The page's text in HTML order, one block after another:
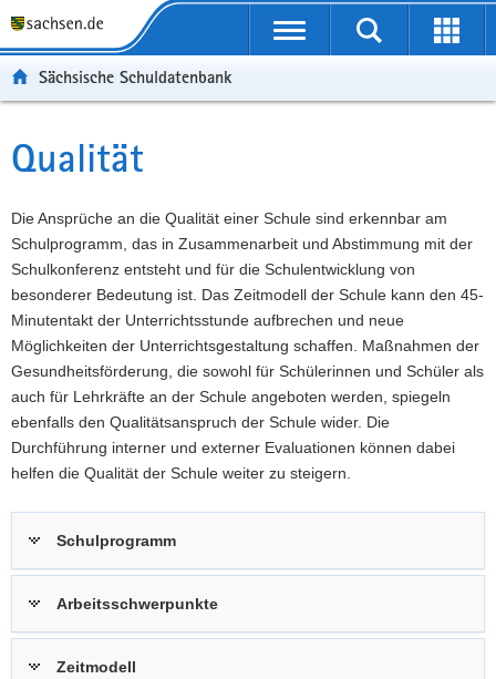
t
ü
e
r
g
r
e
i
f
e
n
d
e
i
g
r
l
a
v
i
g
a
t
i
o
n
a
t
n
h
a
l
t
W
t
r
e
I
n
f
o
r
m
a
t
i
r
i
c
e
Portalübergreifende
Suche
Sächsische Schuldatenbank
Hauptinhalt
Qualität
Die Ansprüche an die Qualität einer Schule sind erkennbar am
Schulprogramm, das in Zusammenarbeit und Abstimmung mit der
Schulkonferenz entsteht und für die Schulentwicklung von
besonderer Bedeutung ist. Das Zeitmodell der Schule kann den 45-
Minutentakt der Unterrichtsstunde aufbrechen und neue
Möglichkeiten der Unterrichtsgestaltung schaffen. Maßnahmen der
Gesundheitsförderung, die sowohl für Schülerinnen und Schüler als
auch für Lehrkräfte an der Schule angeboten werden, spiegeln
ebenfalls den Qualitätsanspruch der Schule wider. Die
Durchführung interner und externer Evaluationen können dabei
helfen die Qualität der Schule weiter zu steigern.
Schulprogramm
Arbeitsschwerpunkte
Zeitmodell